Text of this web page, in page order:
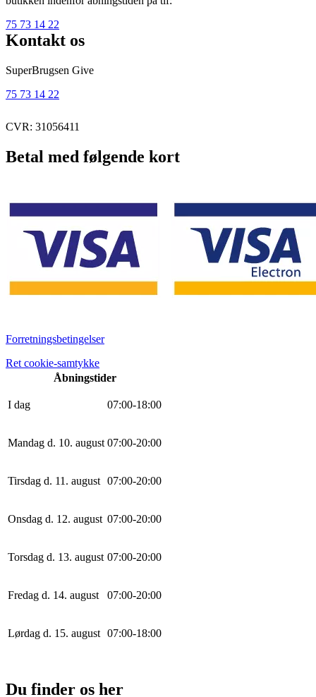
75 73 14 22
Kontakt os
SuperBrugsen Give
75 73 14 22
CVR: 31056411
Betal med følgende kort
Forretningsbetingelser
Ret cookie-samtykke
Åbningstider
I dag 07:00-18:00
Mandag d. 10. august 07:00-20:00
Tirsdag d. 11. august 07:00-20:00
Onsdag d. 12. august 07:00-20:00
Torsdag d. 13. august 07:00-20:00
Fredag d. 14. august 07:00-20:00
Lørdag d. 15. august 07:00-18:00
Du finder os her